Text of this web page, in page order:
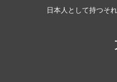
日本人として持つそ